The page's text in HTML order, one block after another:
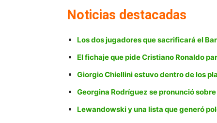
Noticias destacadas
Los dos jugadores que sacrificará el
El fichaje que pide Cristiano Ronaldo
Giorgio Chiellini estuvo dentro de los
Georgina Rodríguez se pronunció
Lewandowski y una lista que generó